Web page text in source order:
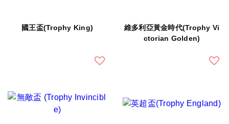
國王盃(Trophy King)
維多利亞黃金時代(Trophy Vi
ctorian Golden)